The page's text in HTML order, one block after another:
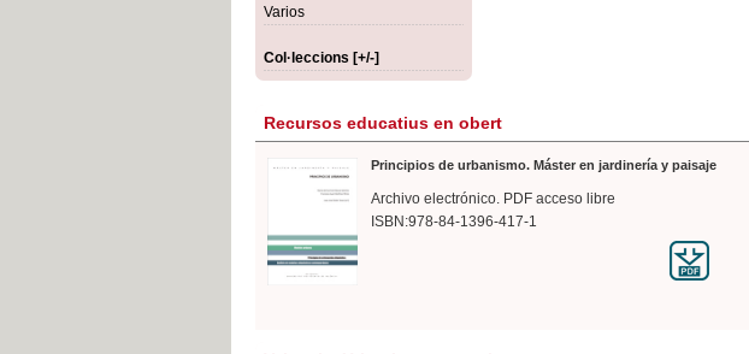
Varios
Col·leccions [+/-]
Recursos educatius en obert
Principios de urbanismo. Máster en jardinería y paisaje
Archivo electrónico. PDF acceso libre
ISBN:978-84-1396-417-1